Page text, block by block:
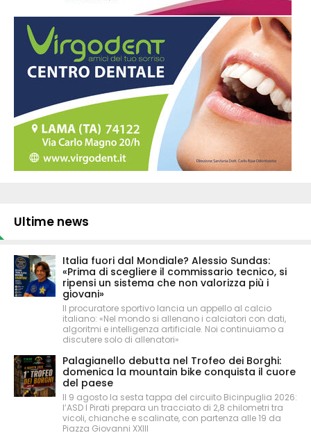
Ultime news
Italia fuori dal Mondiale? Alessio Sundas:
«Prima di scegliere il commissario tecnico, si
ripensi un sistema che non valorizza più i
giovani»
Il procuratore sportivo lancia un appello al calcio
italiano: «Nel mondo si allenano i calciatori con dati,
algoritmi e intelligenza artificiale. Noi continuiamo a
discutere solo di allenatori»
Palagianello debutta nel Trofeo dei Borghi:
domenica la mountain bike conquista il cuore
del paese
Il 9 agosto la sesta tappa del circuito Bicinpuglia 2026:
l’ASD I Pirati prepara un tracciato di 2,8 chilometri tra
vicoli, chianche e scalinate, con partenza alle 19 da
Piazza Giovanni XXIII